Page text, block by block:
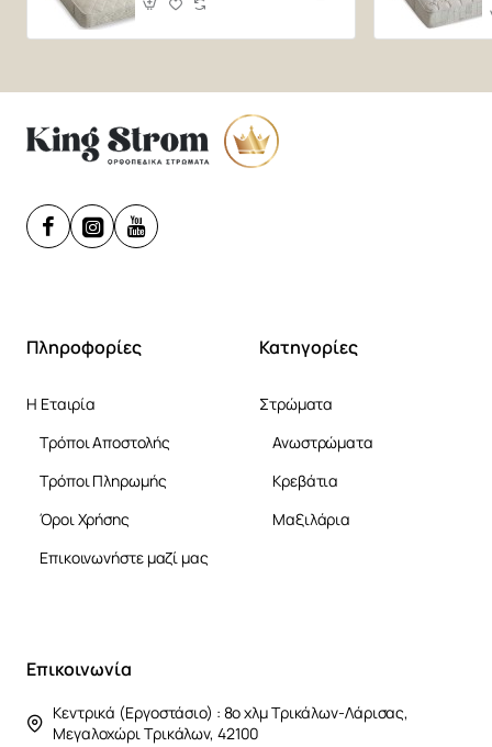
Πληροφορίες
Η Εταιρία
Τρόποι Αποστολής
Τρόποι Πληρωμής
Όροι Χρήσης
Επικοινωνήστε μαζί μας
Κατηγορίες
Στρώματα
Ανωστρώματα
Κρεβάτια
Μαξιλάρια
Επικοινωνία
Κεντρικά (Εργοστάσιο) : 8ο χλμ Τρικάλων-Λάρισας,
Μεγαλοχώρι Τρικάλων, 42100